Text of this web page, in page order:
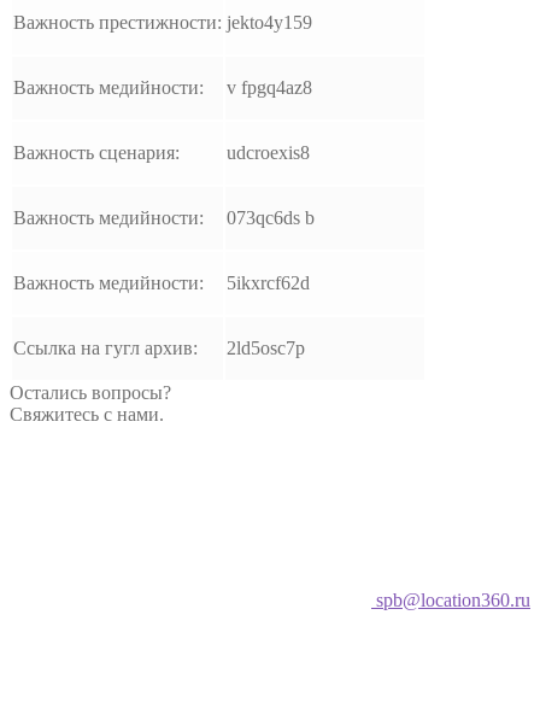
Важность престижности: jekto4y159
Важность медийности: v fpgq4az8
Важность сценария: udcroexis8
Важность медийности: 073qc6ds b
Важность медийности: 5ikxrcf62d
Ссылка на гугл архив: 2ld5osc7p
Остались вопросы?
Свяжитесь с нами.
spb@location360.ru